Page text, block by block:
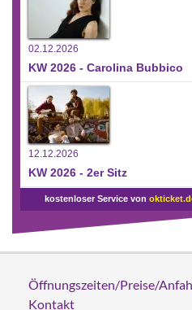
02.12.2026
KW 2026 - Carolina Bubbico
12.12.2026
KW 2026 - 2er Sitz
kostenloser Service von
Öffnungszeiten/Preise/
Kontakt